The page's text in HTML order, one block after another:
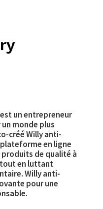
un entrepreneur
monde plus
créé Willy anti-
en ligne
de qualité à
en luttant
Willy anti-
pour une